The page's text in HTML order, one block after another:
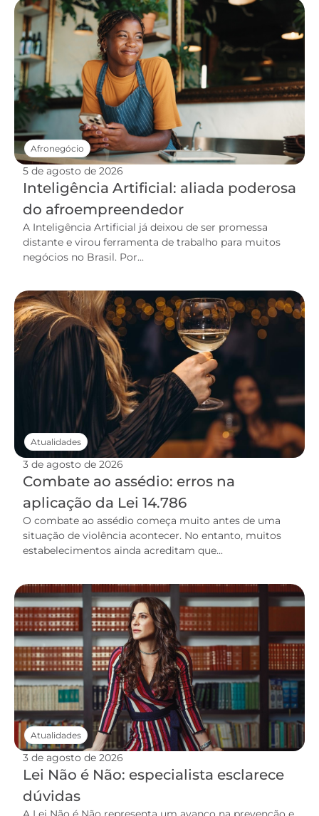
5 de agosto de 2026
Inteligência Artificial: aliada poderosa
do afroempreendedor
A Inteligência Artificial já deixou de ser promessa
distante e virou ferramenta de trabalho para muitos
negócios no Brasil. Por...
Afronegócio
3 de agosto de 2026
Combate ao assédio: erros na
aplicação da Lei 14.786
O combate ao assédio começa muito antes de uma
situação de violência acontecer. No entanto, muitos
estabelecimentos ainda acreditam que...
Atualidades
3 de agosto de 2026
Lei Não é Não: especialista esclarece
dúvidas
Atualidades